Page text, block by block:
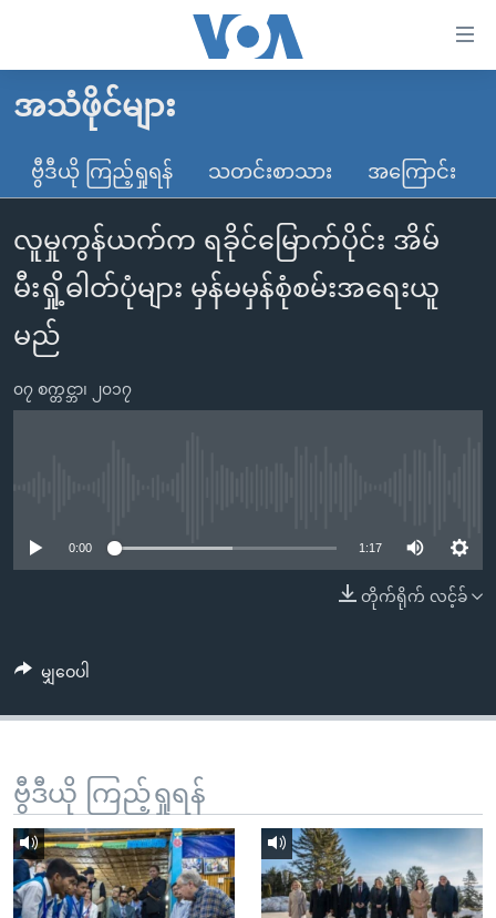
လွယ်ကူ
သည့်
များ
ပင်မ
အကြောင်းအရာ
ကျော်
ကြည့်
ရှာဖွေ
နေရာ
သို့
ကျော်
ရန်
မူလစာမျက်နှာ
မြန်မာ
ကမ္ဘာ့သတင်းများ
နိုင်ငံတကာ
အမေရိကန်
တရုတ်
အစ္စရေး-ပါလက်စတိုင်း
ဗွီဒီယို
သတင်းလွတ်လပ်ခွင့်
ရပ်ဝန်းတခု လမ်းတခု အလွန်
အင်္ဂလိပ်စာလေ့လာမယ်
အမေရိကန်သုံးအီဒီယံ
အပတ်စဉ်ကဏ္ဍများ
အသံဖိုင်များ
ဗွီဒီယို ကြည့်ရှုရန် သတင်းစာသား အကြောင်း
လူမှုကွန်ယက်က ရခိုင်မြောက်ပိုင်း အိမ်
မီးရှို့ဓါတ်ပုံများ မှန်မမှန်စုံစမ်းအရေးယူ
မည်
၀၇ စက္တင္ဘာ၊ ၂၀၁၇
0:00 1:17
တိုက်ရိုက် လင့်ခ်
မျှဝေပါ
ဗွီဒီယို ကြည့်ရှုရန်